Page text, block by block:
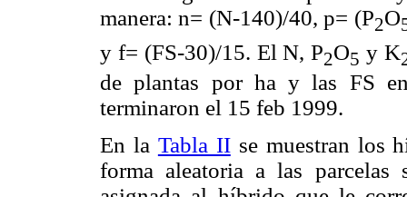
manera: n= (N-140)/40, p= (P2O
y f= (FS-30)/15. El N, P2O5 y K
de plantas por ha y las FS
terminaron el 15 feb 1999.
En la Tabla IIse muestran los
forma aleatoria a las parcelas